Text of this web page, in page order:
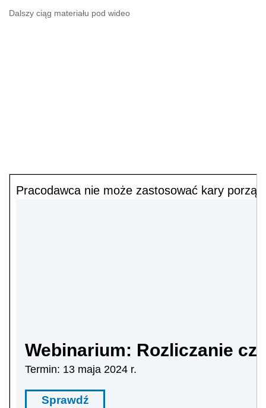
Dalszy ciąg materiału pod wideo
Pracodawca nie może zastosować kary
Webinarium: Rozliczanie
Termin: 13 maja 2024 r.
Sprawdź